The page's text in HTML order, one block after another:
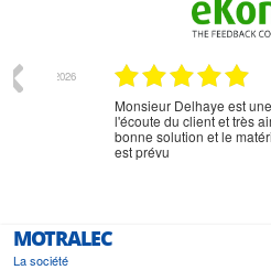
Monsieur Delhaye est une
l'écoute du client et très
bonne solution et le matériel
est prévu
MOTRALEC
La société